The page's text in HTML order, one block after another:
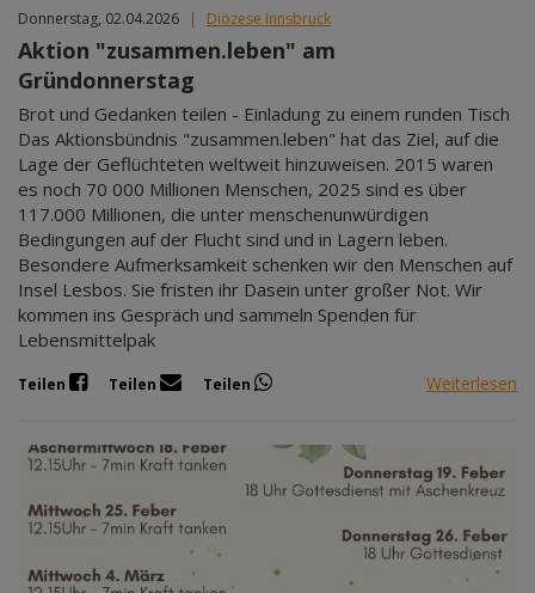
Donnerstag, 02.04.2026 | Diözese Innsbruck
Aktion "zusammen.leben" am
Gründonnerstag
Brot und Gedanken teilen - Einladung zu einem runden Tisch
Das Aktionsbündnis "zusammen.leben" hat das Ziel, auf die
Lage der Geflüchteten weltweit hinzuweisen. 2015 waren
es noch 70 000 Millionen Menschen, 2025 sind es über
117.000 Millionen, die unter menschenunwürdigen
Bedingungen auf der Flucht sind und in Lagern leben.
Besondere Aufmerksamkeit schenken wir den Menschen auf
Insel Lesbos. Sie fristen ihr Dasein unter großer Not. Wir
kommen ins Gespräch und sammeln Spenden für
Lebensmittelpak
Teilen Teilen Teilen Weiterlesen